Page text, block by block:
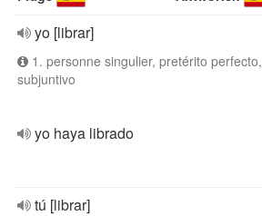
yo [librar]
1. personne singulier, pretérito perfecto,
subjuntivo
yo haya librado
tú [librar]